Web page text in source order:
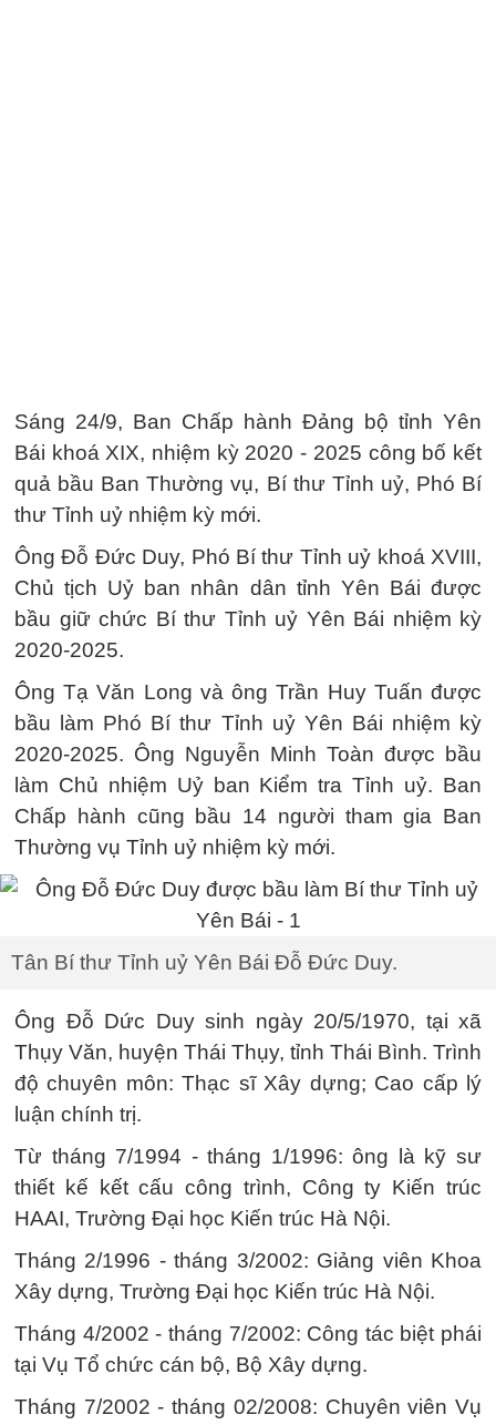
Sáng 24/9, Ban Chấp hành Đảng bộ tỉnh Yên
Bái khoá XIX, nhiệm kỳ 2020 - 2025 công bố kết
quả bầu Ban Thường vụ, Bí thư Tỉnh uỷ, Phó Bí
thư Tỉnh uỷ nhiệm kỳ mới.
Ông Đỗ Đức Duy, Phó Bí thư Tỉnh uỷ khoá XVIII,
Chủ tịch Uỷ ban nhân dân tỉnh Yên Bái được
bầu giữ chức Bí thư Tỉnh uỷ Yên Bái nhiệm kỳ
2020-2025.
Ông Tạ Văn Long và ông Trần Huy Tuấn được
bầu làm Phó Bí thư Tỉnh uỷ Yên Bái nhiệm kỳ
2020-2025. Ông Nguyễn Minh Toàn được bầu
làm Chủ nhiệm Uỷ ban Kiểm tra Tỉnh uỷ. Ban
Chấp hành cũng bầu 14 người tham gia Ban
Thường vụ Tỉnh uỷ nhiệm kỳ mới.
Tân Bí thư Tỉnh uỷ Yên Bái Đỗ Đức Duy.
Ông Đỗ Dức Duy sinh ngày 20/5/1970, tại xã
Thụy Văn, huyện Thái Thụy, tỉnh Thái Bình. Trình
độ chuyên môn: Thạc sĩ Xây dựng; Cao cấp lý
luận chính trị.
Từ tháng 7/1994 - tháng 1/1996: ông là kỹ sư
thiết kế kết cấu công trình, Công ty Kiến trúc
HAAI, Trường Đại học Kiến trúc Hà Nội.
Tháng 2/1996 - tháng 3/2002: Giảng viên Khoa
Xây dựng, Trường Đại học Kiến trúc Hà Nội.
Tháng 4/2002 - tháng 7/2002: Công tác biệt phái
tại Vụ Tổ chức cán bộ, Bộ Xây dựng.
Tháng 7/2002 - tháng 02/2008: Chuyên viên Vụ